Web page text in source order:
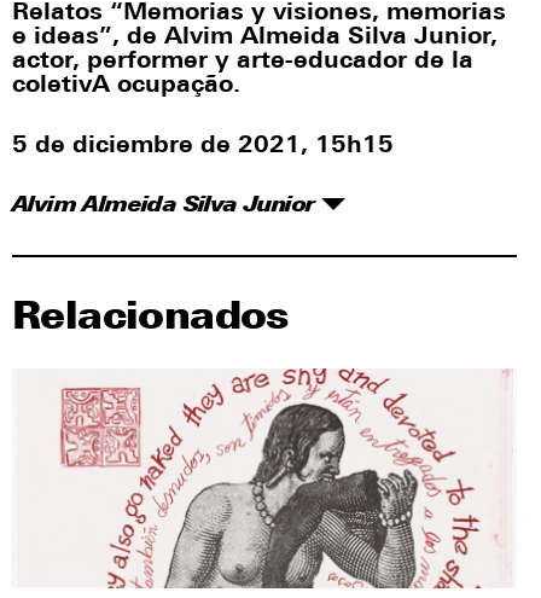
Relatos “Memorias y visiones, memorias
e ideas”, de Alvim Almeida Silva Junior,
actor, performer y arte-educador de la
coletivA ocupação.
5 de diciembre de 2021, 15h15
Alvim Almeida Silva Junior
Relacionados